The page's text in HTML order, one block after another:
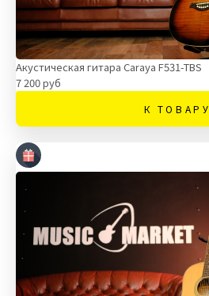
Акустическая гитара Caraya F531-TBS
7 200 руб
К ТОВАРУ